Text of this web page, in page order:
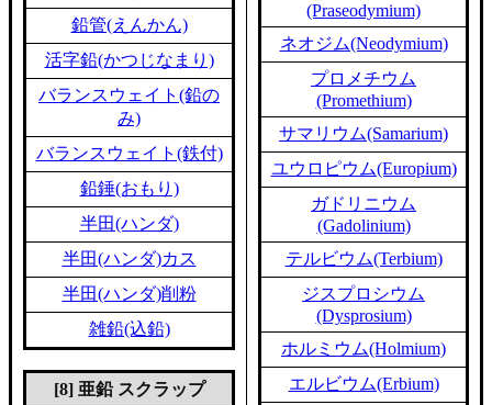
鉛管(えんかん)
活字鉛(かつじなまり)
バランスウェイト(鉛の
み)
バランスウェイト(鉄付)
鉛錘(おもり)
半田(ハンダ)
半田(ハンダ)カス
半田(ハンダ)削粉
雑鉛(込鉛)
[8] 亜鉛 スクラップ
(Praseodymium)
ネオジム(Neodymium)
プロメチウム
(Promethium)
サマリウム(Samarium)
ユウロピウム(Europium)
ガドリニウム
(Gadolinium)
テルビウム(Terbium)
ジスプロシウム
(Dysprosium)
ホルミウム(Holmium)
エルビウム(Erbium)